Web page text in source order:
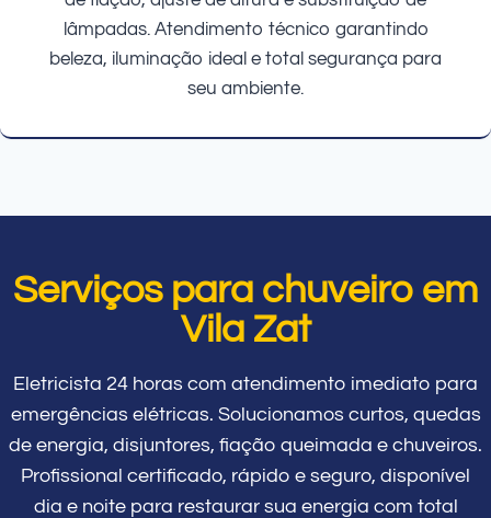
lâmpadas. Atendimento técnico garantindo
beleza, iluminação ideal e total segurança para
seu ambiente.
Serviços para chuveiro em
Vila Zat
Eletricista 24 horas com atendimento imediato para
emergências elétricas. Solucionamos curtos, quedas
de energia, disjuntores, fiação queimada e chuveiros.
Profissional certificado, rápido e seguro, disponível
dia e noite para restaurar sua energia com total